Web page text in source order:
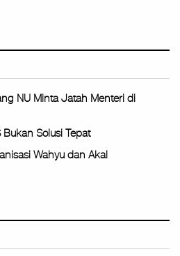
NU Minta Jatah Menteri di
Solusi Tepat
Wahyu dan Akal